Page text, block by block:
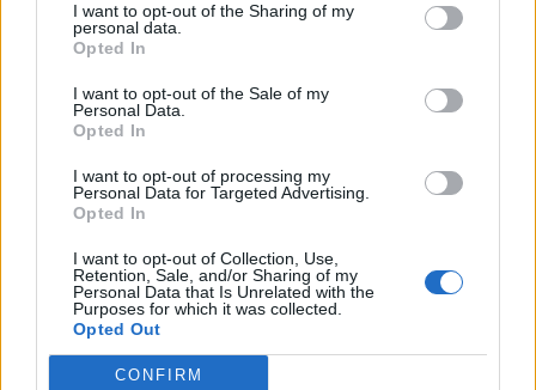
I want to opt-out of the Sharing of my
personal data.
Opted In
I want to opt-out of the Sale of my
Personal Data.
Opted In
I want to opt-out of processing my
Personal Data for Targeted Advertising.
Opted In
I want to opt-out of Collection, Use,
Retention, Sale, and/or Sharing of my
Personal Data that Is Unrelated with the
Purposes for which it was collected.
Opted Out
CONFIRM
Kiderült a Facebook és az Instagram sötét
gyerekek miatt
Egy új-mexikói bíróság 567 millió dollár megfizetésére,
valamint öt éven át érvényes, a fiatalkorúak védelmét
szolgáló intézkedések bevezetésére kötelezte a Metát,